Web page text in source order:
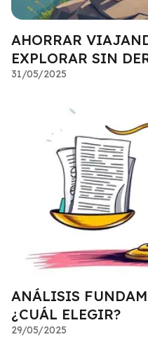
AHORRAR
EXPLORAR SIN
31/05/2025
ANÁLISIS
¿CUÁL ELEGIR?
29/05/2025